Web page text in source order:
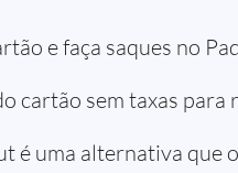
e faça saques no
cartão sem taxas para
é uma alternativa que